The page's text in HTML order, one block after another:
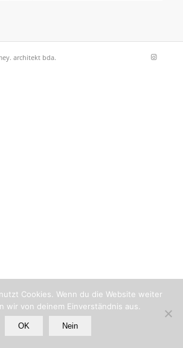
architekt bda.
Cookies. Wenn du die Website weiter
wir von deinem Einverständnis aus.
OK Nein